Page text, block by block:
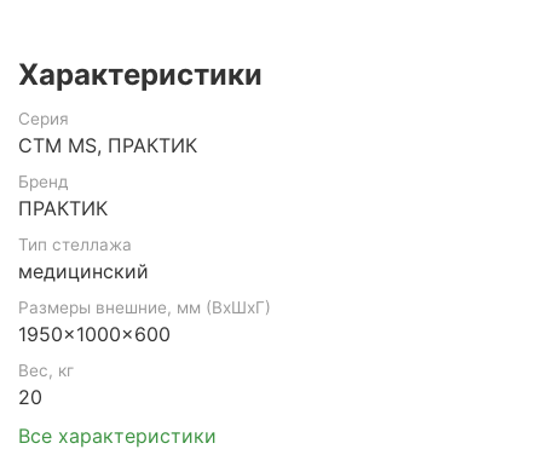
Характеристики
Серия
СТМ MS, ПРАКТИК
Бренд
ПРАКТИК
Тип стеллажа
медицинский
Размеры внешние, мм (ВхШхГ)
1950x1000x600
Вес, кг
20
Все характеристики